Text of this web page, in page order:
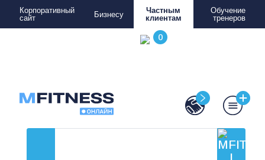
Корпоративный
сайт
Бизнесу
Частным
клиентам
Обучение
тренеров